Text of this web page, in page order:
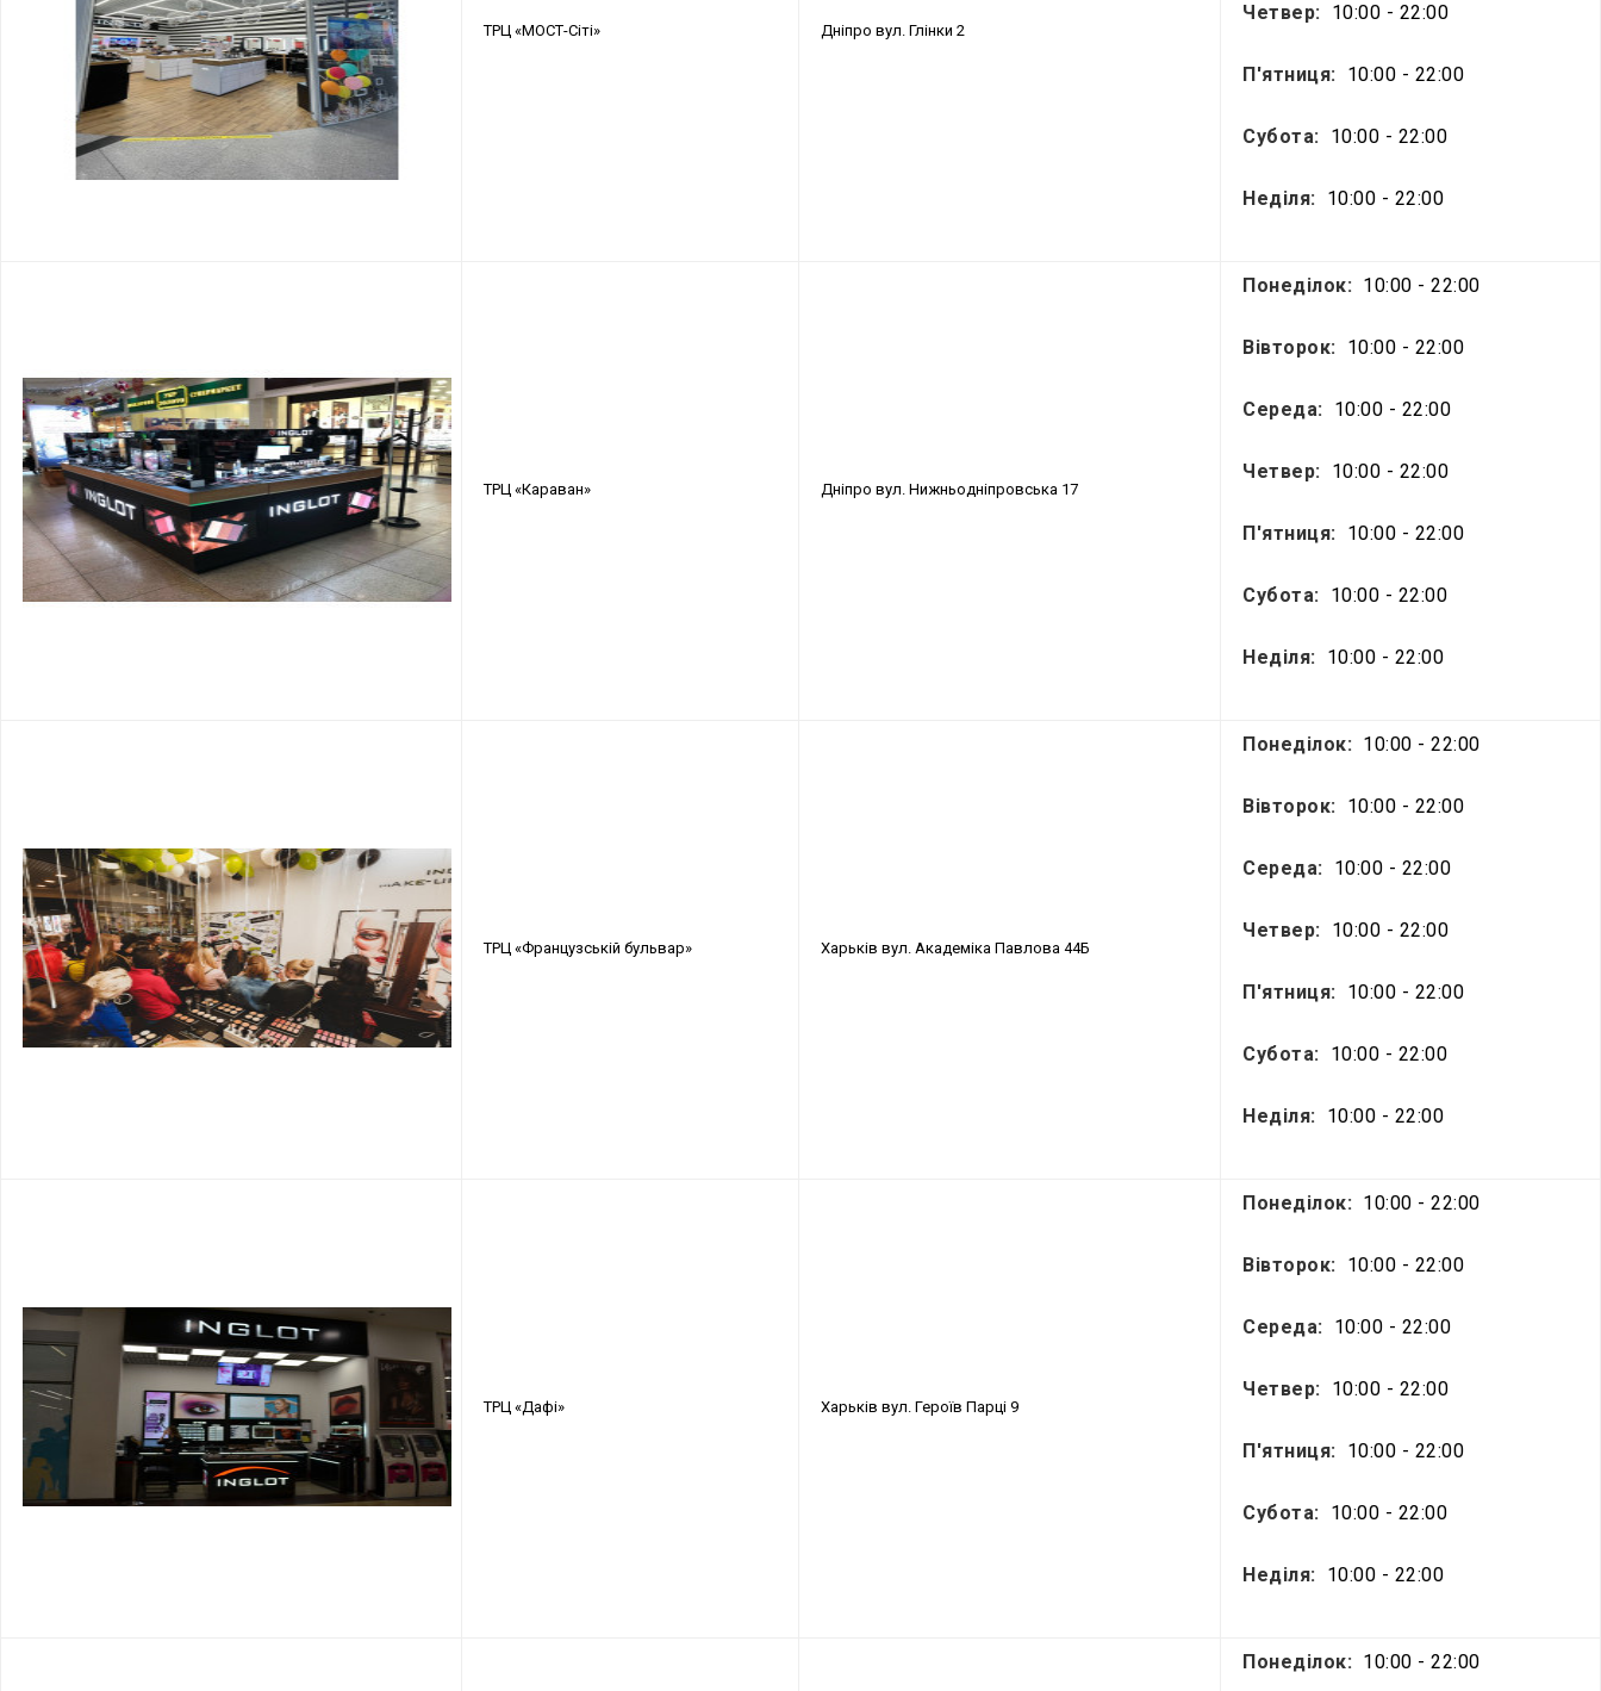
ТРЦ «МОСТ-Cіті» Дніпро вул. Глінки 2
Четвер: 10:00 - 22:00
П'ятниця: 10:00 - 22:00
Субота: 10:00 - 22:00
Неділя: 10:00 - 22:00
ТРЦ «Караван» Дніпро вул. Нижньодніпровська 17
Понеділок: 10:00 - 22:00
Вівторок: 10:00 - 22:00
Середа: 10:00 - 22:00
Четвер: 10:00 - 22:00
П'ятниця: 10:00 - 22:00
Субота: 10:00 - 22:00
Неділя: 10:00 - 22:00
ТРЦ «Французській бульвар» Харьків вул. Академіка Павлова 44Б
Понеділок: 10:00 - 22:00
Вівторок: 10:00 - 22:00
Середа: 10:00 - 22:00
Четвер: 10:00 - 22:00
П'ятниця: 10:00 - 22:00
Субота: 10:00 - 22:00
Неділя: 10:00 - 22:00
ТРЦ «Дафі» Харьків вул. Героїв Парці 9
Понеділок: 10:00 - 22:00
Вівторок: 10:00 - 22:00
Середа: 10:00 - 22:00
Четвер: 10:00 - 22:00
П'ятниця: 10:00 - 22:00
Субота: 10:00 - 22:00
Неділя: 10:00 - 22:00
Понеділок: 10:00 - 22:00